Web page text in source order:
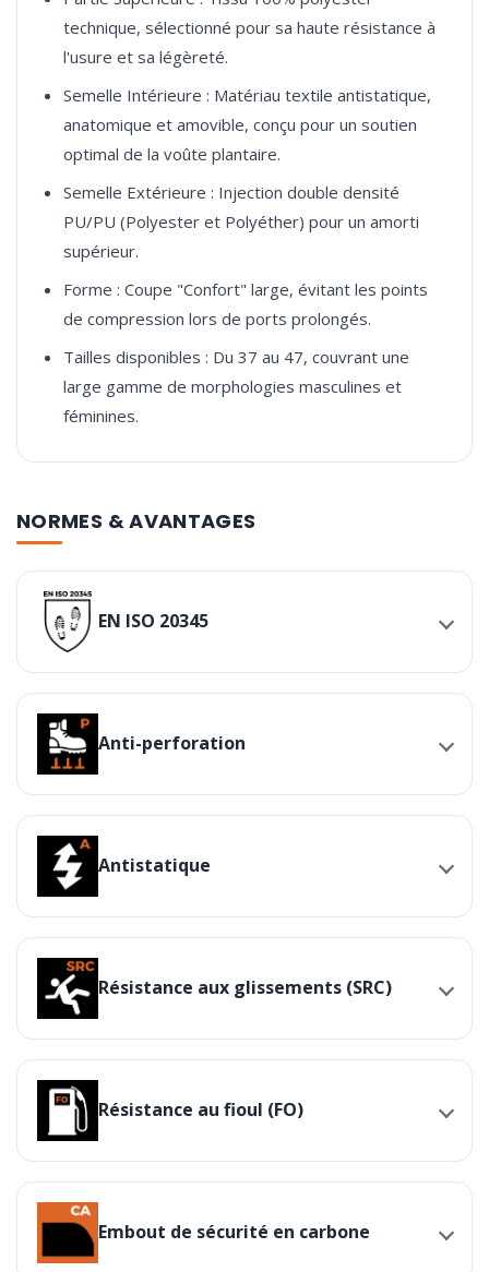
technique, sélectionné pour sa haute résistance à
l'usure et sa légèreté.
Semelle Intérieure : Matériau textile antistatique,
anatomique et amovible, conçu pour un soutien
optimal de la voûte plantaire.
Semelle Extérieure : Injection double densité
PU/PU (Polyester et Polyéther) pour un amorti
supérieur.
Forme : Coupe "Confort" large, évitant les points
de compression lors de ports prolongés.
Tailles disponibles : Du 37 au 47, couvrant une
large gamme de morphologies masculines et
féminines.
NORMES & AVANTAGES
EN ISO 20345
Anti-perforation
Antistatique
Résistance aux glissements (SRC)
Résistance au fioul (FO)
Embout de sécurité en carbone